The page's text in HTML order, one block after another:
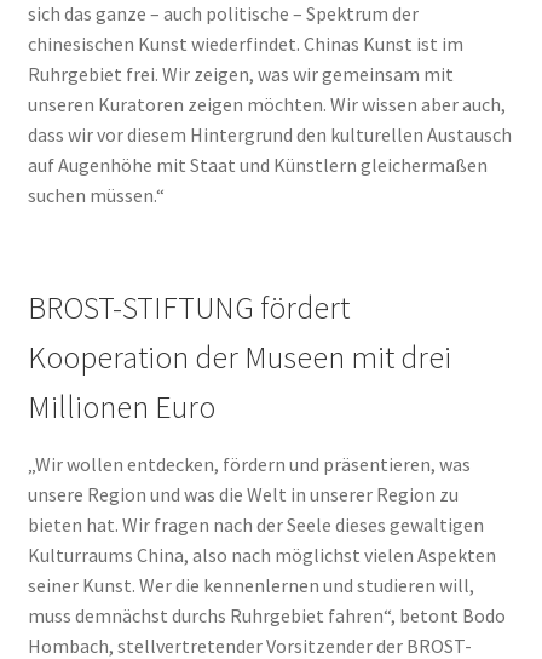
sich das ganze – auch politische – Spektrum der
chinesischen Kunst wiederfindet. Chinas Kunst ist im
Ruhrgebiet frei. Wir zeigen, was wir gemeinsam mit
unseren Kuratoren zeigen möchten. Wir wissen aber auch,
dass wir vor diesem Hintergrund den kulturellen Austausch
auf Augenhöhe mit Staat und Künstlern gleichermaßen
suchen müssen.“
BROST-STIFTUNG fördert
Kooperation der Museen mit drei
Millionen Euro
„Wir wollen entdecken, fördern und präsentieren, was
unsere Region und was die Welt in unserer Region zu
bieten hat. Wir fragen nach der Seele dieses gewaltigen
Kulturraums China, also nach möglichst vielen Aspekten
seiner Kunst. Wer die kennenlernen und studieren will,
muss demnächst durchs Ruhrgebiet fahren“, betont Bodo
Hombach, stellvertretender Vorsitzender der BROST-